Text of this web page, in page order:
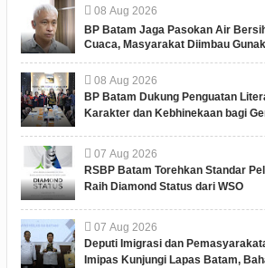
08 Aug 2026
BP Batam Jaga Pasokan Air
Cuaca, Masyarakat Diimbau
08 Aug 2026
BP Batam Dukung Penguatan
Karakter dan Kebhinekaan bagi
07 Aug 2026
RSBP Batam Torehkan Standar
Raih Diamond Status dari WSO
07 Aug 2026
Deputi Imigrasi dan
Imipas Kunjungi Lapas Batam,